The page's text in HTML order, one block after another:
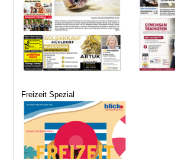
Freizeit Spezial